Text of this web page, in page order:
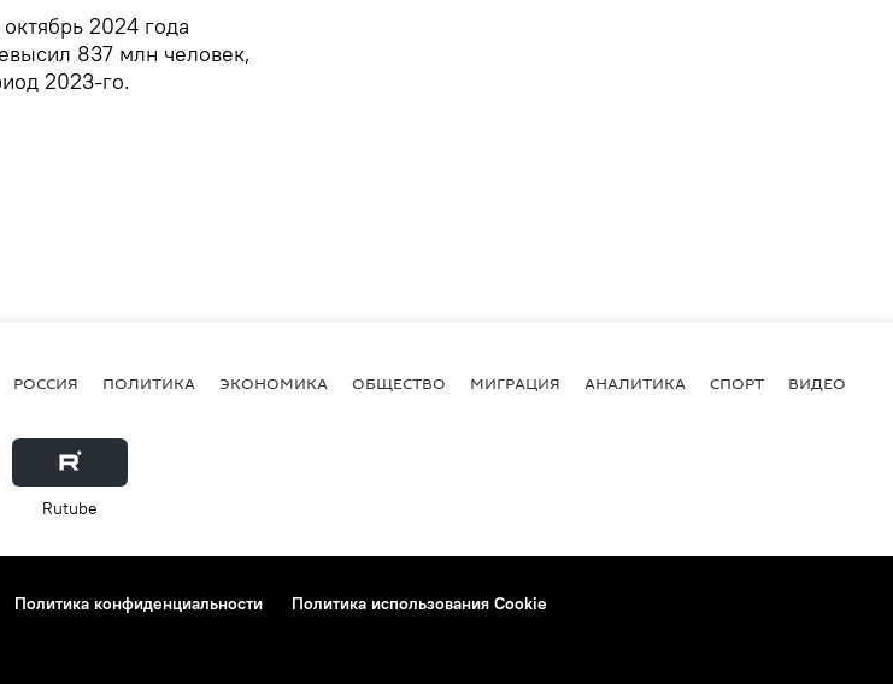
2024 года
837 млн человек,
2023-го.
РОССИЯ ПОЛИТИКА ЭКОНОМИКА ОБЩЕСТВО МИГРАЦИЯ АНАЛИТИКА СПОРТ ВИДЕО
Rutube
Политика конфиденциальности
Политика использования Cookie